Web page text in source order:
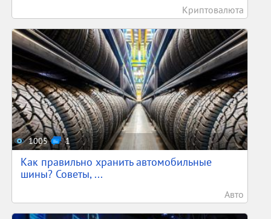
Криптовалюта
1005 1
Как правильно хранить автомобильные
шины? Советы, ...
Авто